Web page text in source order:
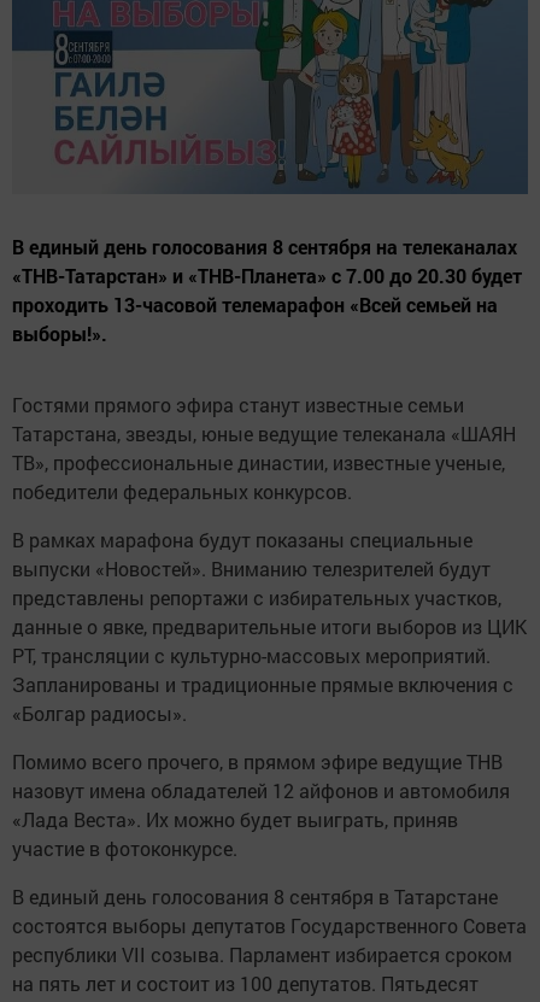
В единый день голосования 8 сентября на телеканалах
«ТНВ-Татарстан» и «ТНВ-Планета» с 7.00 до 20.30 будет
проходить 13-часовой телемарафон «Всей семьей на
выборы!».
Гостями прямого эфира станут известные семьи
Татарстана, звезды, юные ведущие телеканала «ШАЯН
ТВ», профессиональные династии, известные ученые,
победители федеральных конкурсов.
В рамках марафона будут показаны специальные
выпуски «Новостей». Вниманию телезрителей будут
представлены репортажи с избирательных участков,
данные о явке, предварительные итоги выборов из ЦИК
РТ, трансляции с культурно-массовых мероприятий.
Запланированы и традиционные прямые включения с
«Болгар радиосы».
Помимо всего прочего, в прямом эфире ведущие ТНВ
назовут имена обладателей 12 айфонов и автомобиля
«Лада Веста». Их можно будет выиграть, приняв
участие в фотоконкурсе.
В единый день голосования 8 сентября в Татарстане
состоятся выборы депутатов Государственного Совета
республики VII созыва. Парламент избирается сроком
на пять лет и состоит из 100 депутатов. Пятьдесят